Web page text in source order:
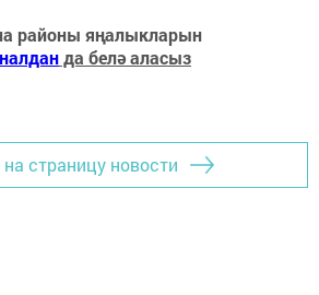
районы яңалыкларын
да белә аласыз
страницу новости